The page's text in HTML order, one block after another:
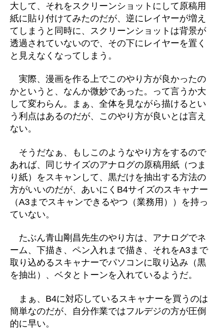
大して、それをスクリーンショットにして原稿用
紙に貼り付けてみたのだが、逆にレイヤーが増え
てしまうと同時に、スクリーンショットは背景が
透過されていないので、その下にレイヤーを置く
と見えなくなってしまう。
実際、漫画を作る上でこのやり方が良かったの
かというと、なんか微妙であった。って言うか大
して変わらん。まぁ、全体を見ながら描けるとい
う利点はあるのだが、このやり方が良いとは言え
ない。
そうだなぁ、もしこのようなやり方をするので
あれば、同じサイズのアナログの原稿用紙（つま
り紙）をスキャンして、黒だけを抽出する方法の
方がいいのだが、あいにくB4サイズのスキャナー
（A3までスキャンできるやつ（業務用））を持っ
ていない。
たぶん青山剛昌先生のやり方は、アナログでネ
ーム、下描き、ペン入れまで描き、それをA3まで
取り込めるスキャナーでパソコンに取り込み（黒
を抽出）、ベタとトーンを入れているようだ。
まぁ、B4に対応しているスキャナーを買うのは
簡単なのだが、自分作業ではフルデジの方が圧倒
的に早い。